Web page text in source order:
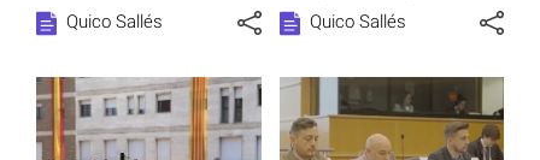
Quico Sallés Quico Sallés